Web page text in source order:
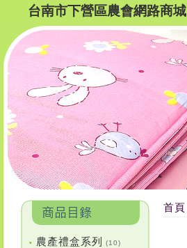
台南市下營區農會網路商城
• 農產禮盒系列 (10)
首頁